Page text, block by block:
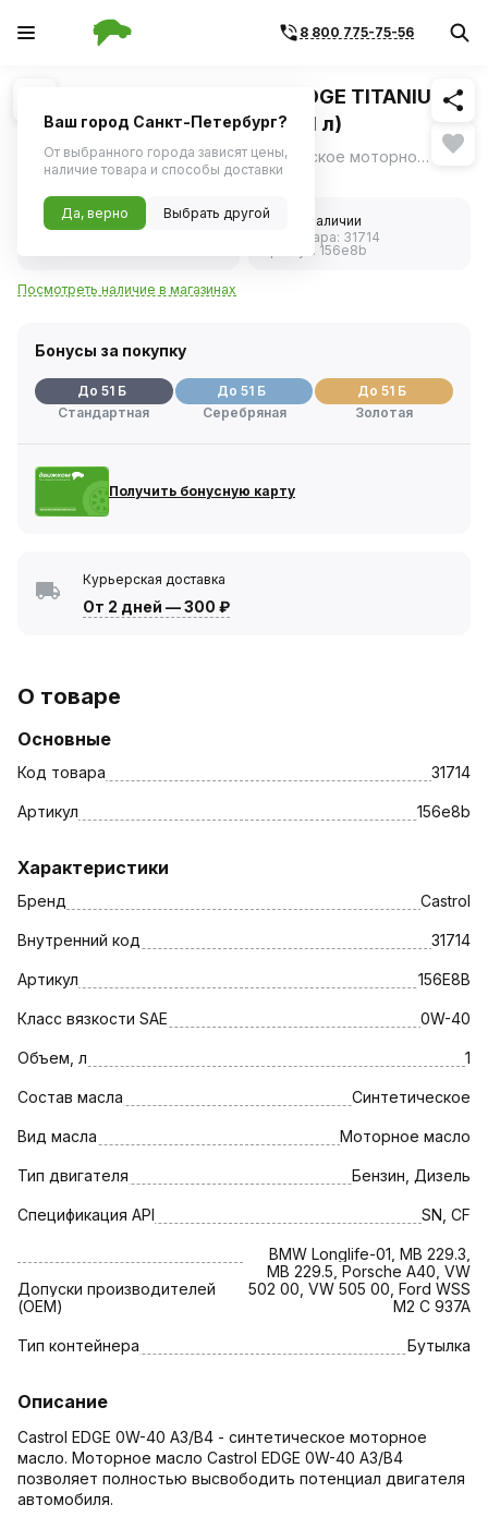
8 800 775-75-56
1/1 Похожие
Масло моторное CASTROL EDGE TITANIUM
FST 0W40 A3/B4 синтетика (1 л)
Castrol EDGE 0W-40 A3/B4 - синтетическое моторное масло. ещё
Нет в наличии
5.0
Нет в наличии
Код товара: 31714
Артикул: 156e8b
Посмотреть наличие в магазинах
Бонусы за покупку
До 51 Б
Стандартная
До 51 Б
Серебряная
До 51 Б
Золотая
Получить бонусную карту
Курьерская доставка
От 2 дней —300 ₽
О товаре
Основные
Код товара 31714
Артикул 156e8b
Характеристики
Бренд Castrol
Внутренний код 31714
Артикул 156E8B
Класс вязкости SAE 0W-40
Объем, л 1
Состав масла Синтетическое
Вид масла Моторное масло
Тип двигателя Бензин, Дизель
Спецификация API SN, CF
Допуски производителей
(OEM)
BMW Longlife-01, MB 229.3,
MB 229.5, Porsche A40, VW
502 00, VW 505 00, Ford WSS
M2 C 937A
Тип контейнера Бутылка
Описание
Castrol EDGE 0W-40 A3/B4 - синтетическое моторное
масло. Моторное масло Castrol EDGE 0W-40 A3/B4
позволяет полностью высвободить потенциал двигателя
автомобиля.
Ваш город Санкт-Петербург?
От выбранного города зависят цены,
наличие товара и способы доставки
Да, верно Выбрать другой